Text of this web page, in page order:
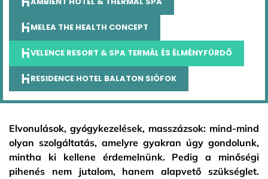
MELEA THE HEALTH CONCEPT
VELENCE RESORT & SPA TERMÁL ÉS ÉLMÉNYFÜRDŐ
RESIDENCE HOTEL BALATON SIÓFOK
Elvonulások, gyógykezelések, masszázsok: mind-mind
olyan szolgáltatás, amelyre gyakran úgy gondolunk,
mintha ki kellene érdemelnünk. Pedig a minőségi
pihenés nem jutalom, hanem alapvető szükséglet.